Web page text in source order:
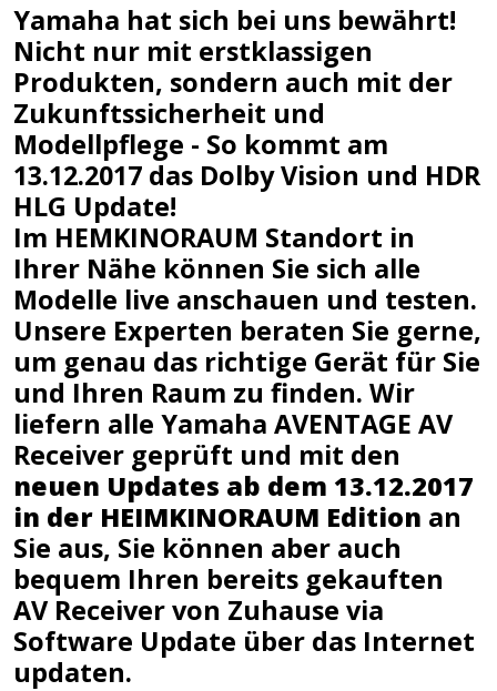
Yamaha hat sich bei uns bewährt!
Nicht nur mit erstklassigen
Produkten, sondern auch mit der
Zukunftssicherheit und
Modellpflege - So kommt am
13.12.2017 das Dolby Vision und HDR
HLG Update!
Im HEMKINORAUM Standort in
Ihrer Nähe können Sie sich alle
Modelle live anschauen und testen.
Unsere Experten beraten Sie gerne,
um genau das richtige Gerät für Sie
und Ihren Raum zu finden. Wir
liefern alle Yamaha AVENTAGE AV
Receiver geprüft und mit den
neuen Updates ab dem 13.12.2017
in der HEIMKINORAUM Edition an
Sie aus, Sie können aber auch
bequem Ihren bereits gekauften
AV Receiver von Zuhause via
Software Update über das Internet
updaten.